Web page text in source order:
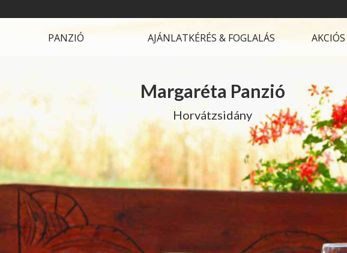
PANZIÓ AJÁNLATKÉRÉS & FOGLALÁS
Margaréta Panzió
Horvátzsidány